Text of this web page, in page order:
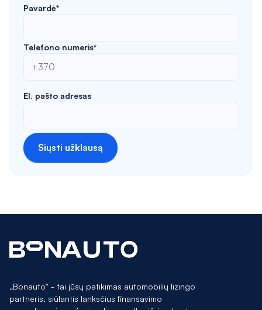
Pavardė*
Telefono numeris*
El. pašto adresas
Siųsti užklausą
„Bonauto“ - tai jūsų patikimas automobilių lizingo
partneris, siūlantis lanksčius finansavimo